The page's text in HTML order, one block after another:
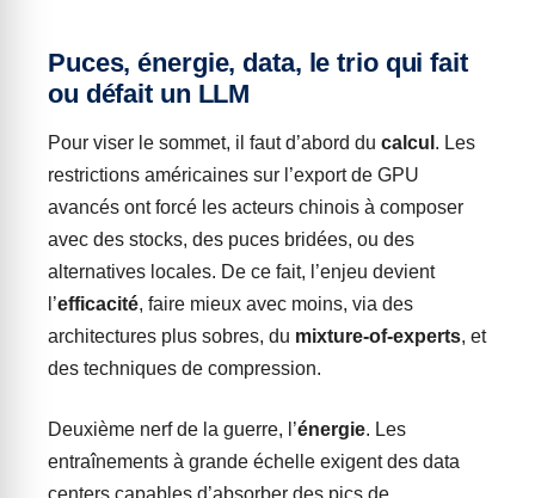
Puces, énergie, data, le trio qui fait
ou défait un LLM
Pour viser le sommet, il faut d’abord du calcul . Les
restrictions américaines sur l’export de GPU
avancés ont forcé les acteurs chinois à composer
avec des stocks, des puces bridées, ou des
alternatives locales. De ce fait, l’enjeu devient
l’efficacité, faire mieux avec moins, via des
architectures plus sobres, du mixture-of-experts, et
des techniques de compression.
Deuxième nerf de la guerre, l’énergie. Les
entraînements à grande échelle exigent des data
centers capables d’absorber des pics de